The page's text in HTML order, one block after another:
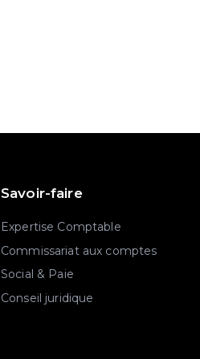
Savoir-faire
Expertise Comptable
Commissariat aux comptes
Social & Paie
Conseil juridique